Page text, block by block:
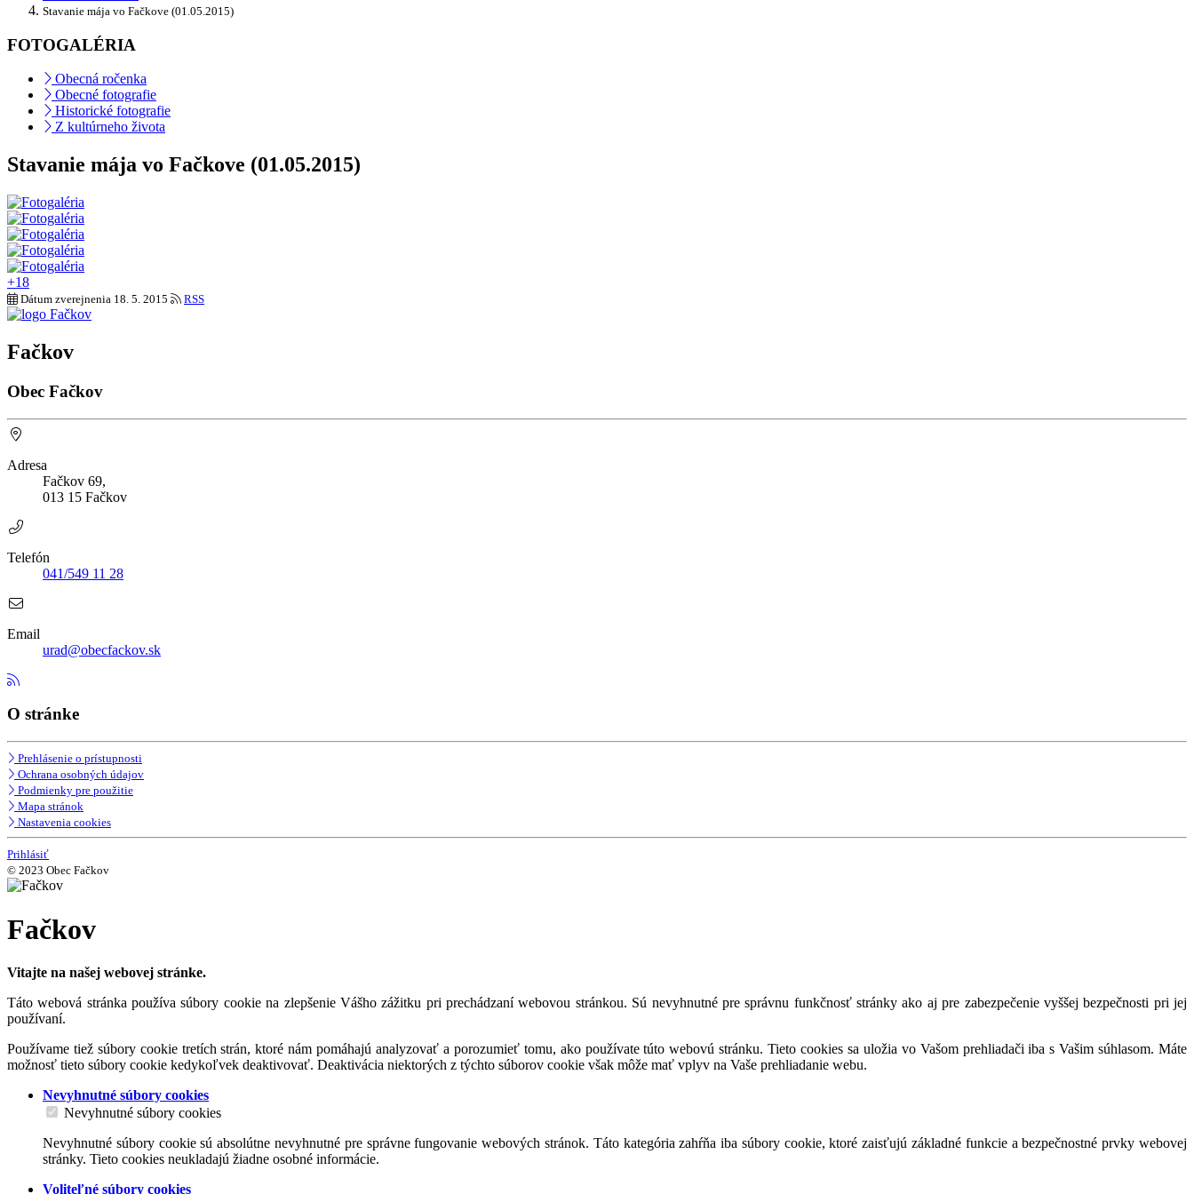
Stavanie mája vo Fačkove (01.05.2015)
FOTOGALÉRIA
Obecná ročenka
Obecné fotografie
Historické fotografie
Z kultúrneho života
Stavanie mája vo Fačkove (01.05.2015)
+18
Dátum zverejnenia 18. 5. 2015 RSS
Fačkov
Obec Fačkov
Adresa
Fačkov 69,
013 15 Fačkov
Telefón
041/549 11 28
Email
urad@obecfackov.sk
O stránke
Prehlásenie o prístupnosti
Ochrana osobných údajov
Podmienky pre použitie
Mapa stránok
Nastavenia cookies
Prihlásiť
© 2023 Obec Fačkov
Fačkov
Vitajte na našej webovej stránke.
Táto webová stránka používa súbory cookie na zlepšenie Vášho zážitku pri prechádzaní webovou stránkou. Sú nevyhnutné pre správnu funkčnosť stránky ako aj pre zabezpečenie vyššej bezpečnosti pri jej
používaní.
Používame tiež súbory cookie tretích strán, ktoré nám pomáhajú analyzovať a porozumieť tomu, ako používate túto webovú stránku. Tieto cookies sa uložia vo Vašom prehliadači iba s Vašim súhlasom. Máte
možnosť tieto súbory cookie kedykoľvek deaktivovať. Deaktivácia niektorých z týchto súborov cookie však môže mať vplyv na Vaše prehliadanie webu.
Nevyhnutné súbory cookies
Nevyhnutné súbory cookies
Nevyhnutné súbory cookie sú absolútne nevyhnutné pre správne fungovanie webových stránok. Táto kategória zahŕňa iba súbory cookie, ktoré zaisťujú základné funkcie a bezpečnostné prvky webovej
stránky. Tieto cookies neukladajú žiadne osobné informácie.
Voliteľné súbory cookies